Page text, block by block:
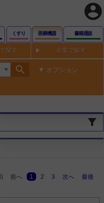
account_circle
くすり 医療機器 書籍通販
探す 企業で探す
search オプション
前へ 1 2 3 次へ 最後